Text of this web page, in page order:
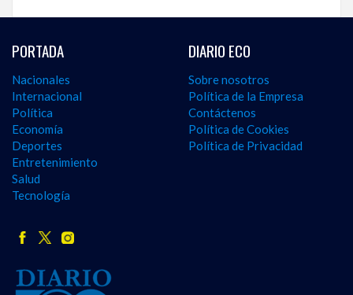
PORTADA
Nacionales
Internacional
Política
Economía
Deportes
Entretenimiento
Salud
Tecnología
DIARIO ECO
Sobre nosotros
Política de la Empresa
Contáctenos
Política de Cookies
Política de Privacidad